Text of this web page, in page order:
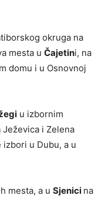
okruga na
mesta u Čajetini, na
domu i u Osnovnoj
u izbornim
i Zelena
izbori u Dubu, a u
mesta, a u Sjenici na